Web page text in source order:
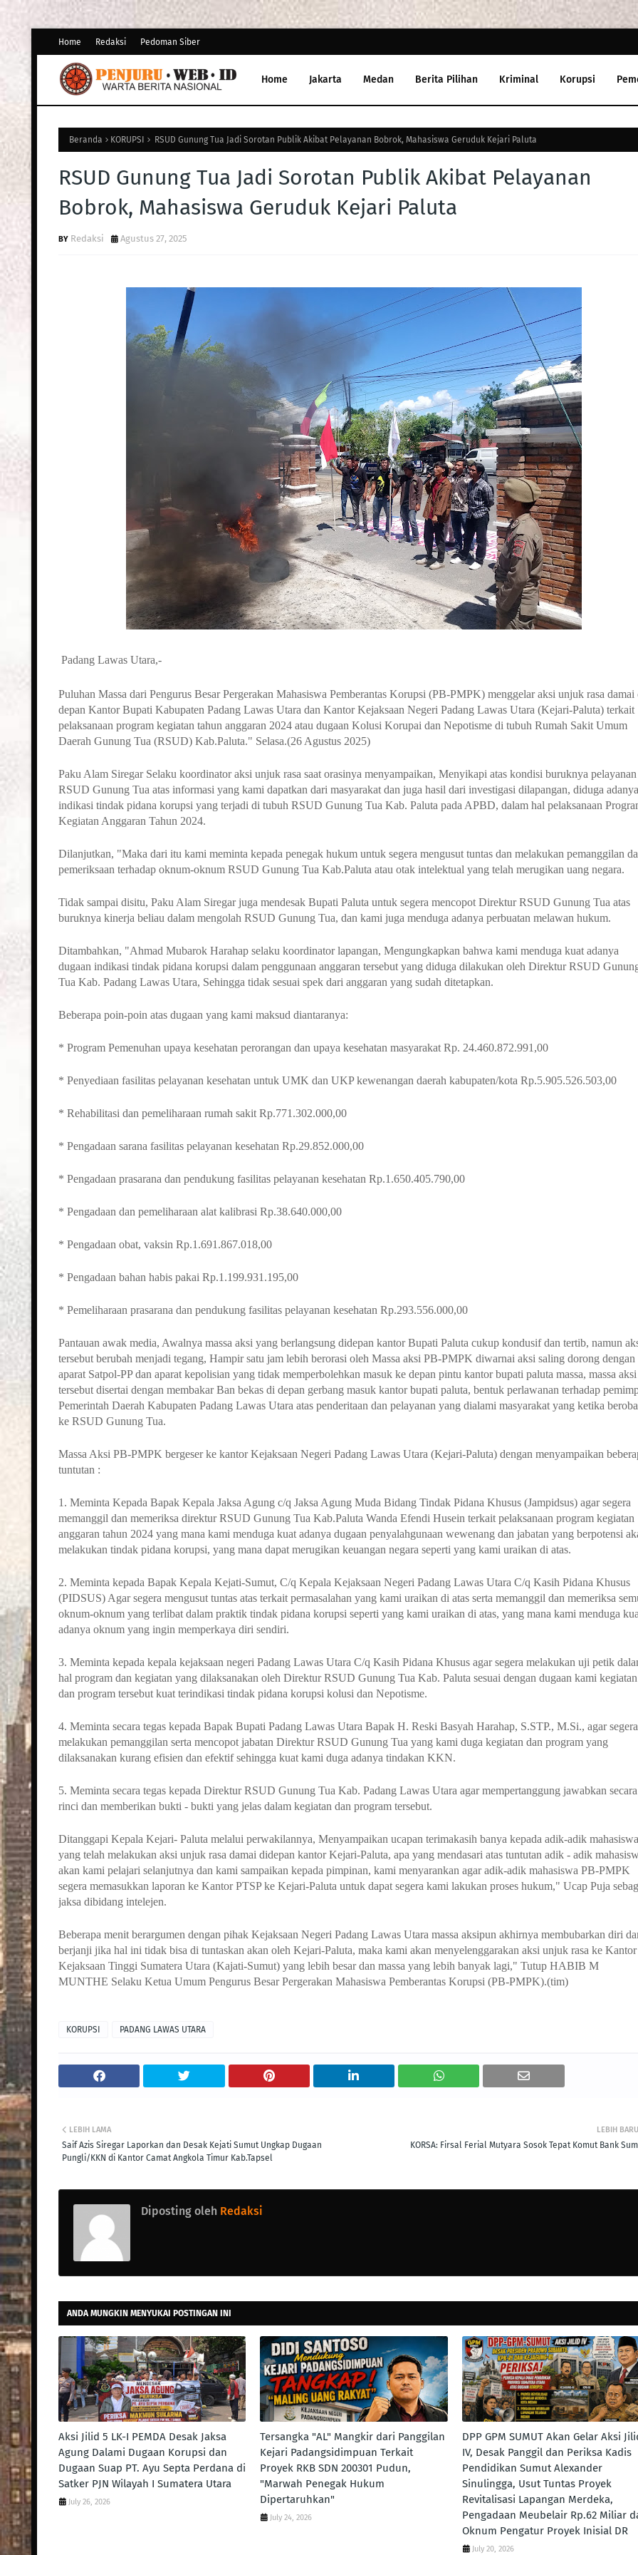
Home Redaksi Pedoman Siber
Home Jakarta Medan Berita Pilihan Kriminal Korupsi
Beranda KORUPSI RSUD Gunung Tua Jadi Sorotan Publik Akibat Pelayanan Bobrok, Mahasiswa Geruduk Kejari Paluta
RSUD Gunung Tua Jadi Sorotan Publik Akibat Pelayanan
Bobrok, Mahasiswa Geruduk Kejari Paluta
Redaksi Agustus 27, 2025
Padang Lawas Utara,-
Puluhan Massa dari Pengurus Besar Pergerakan Mahasiswa Pemberantas Korupsi (PB-PMPK) menggelar aksi unjuk rasa damai
depan Kantor Bupati Kabupaten Padang Lawas Utara dan Kantor Kejaksaan Negeri Padang Lawas Utara (Kejari-Paluta) terkait
pelaksanaan program kegiatan tahun anggaran 2024 atau dugaan Kolusi Korupai dan Nepotisme di tubuh Rumah Sakit Umum
Daerah Gunung Tua (RSUD) Kab.Paluta." Selasa.(26 Agustus 2025)
Paku Alam Siregar Selaku koordinator aksi unjuk rasa saat orasinya menyampaikan, Menyikapi atas kondisi buruknya pelayanan
RSUD Gunung Tua atas informasi yang kami dapatkan dari masyarakat dan juga hasil dari investigasi dilapangan, diduga adanya
indikasi tindak pidana korupsi yang terjadi di tubuh RSUD Gunung Tua Kab. Paluta pada APBD, dalam hal pelaksanaan
Kegiatan Anggaran Tahun 2024.
Dilanjutkan, "Maka dari itu kami meminta kepada penegak hukum untuk segera mengusut tuntas dan melakukan pemanggilan
pemeriksaan terhadap oknum-oknum RSUD Gunung Tua Kab.Paluta atau otak intelektual yang telah merugikan uang negara.
Tidak sampai disitu, Paku Alam Siregar juga mendesak Bupati Paluta untuk segera mencopot Direktur RSUD Gunung Tua atas
buruknya kinerja beliau dalam mengolah RSUD Gunung Tua, dan kami juga menduga adanya perbuatan melawan hukum.
Ditambahkan, "Ahmad Mubarok Harahap selaku koordinator lapangan, Mengungkapkan bahwa kami menduga kuat adanya
dugaan indikasi tindak pidana korupsi dalam penggunaan anggaran tersebut yang diduga dilakukan oleh Direktur RSUD
Tua Kab. Padang Lawas Utara, Sehingga tidak sesuai spek dari anggaran yang sudah ditetapkan.
Beberapa poin-poin atas dugaan yang kami maksud diantaranya:
* Program Pemenuhan upaya kesehatan perorangan dan upaya kesehatan masyarakat Rp. 24.460.872.991,00
* Penyediaan fasilitas pelayanan kesehatan untuk UMK dan UKP kewenangan daerah kabupaten/kota Rp.5.905.526.503,00
* Rehabilitasi dan pemeliharaan rumah sakit Rp.771.302.000,00
* Pengadaan sarana fasilitas pelayanan kesehatan Rp.29.852.000,00
* Pengadaan prasarana dan pendukung fasilitas pelayanan kesehatan Rp.1.650.405.790,00
* Pengadaan dan pemeliharaan alat kalibrasi Rp.38.640.000,00
* Pengadaan obat, vaksin Rp.1.691.867.018,00
* Pengadaan bahan habis pakai Rp.1.199.931.195,00
* Pemeliharaan prasarana dan pendukung fasilitas pelayanan kesehatan Rp.293.556.000,00
Pantauan awak media, Awalnya massa aksi yang berlangsung didepan kantor Bupati Paluta cukup kondusif dan tertib, namun
tersebut berubah menjadi tegang, Hampir satu jam lebih berorasi oleh Massa aksi PB-PMPK diwarnai aksi saling dorong dengan
aparat Satpol-PP dan aparat kepolisian yang tidak memperbolehkan masuk ke depan pintu kantor bupati paluta massa, massa aksi
tersebut disertai dengan membakar Ban bekas di depan gerbang masuk kantor bupati paluta, bentuk perlawanan terhadap
Pemerintah Daerah Kabupaten Padang Lawas Utara atas penderitaan dan pelayanan yang dialami masyarakat yang ketika
ke RSUD Gunung Tua.
Massa Aksi PB-PMPK bergeser ke kantor Kejaksaan Negeri Padang Lawas Utara (Kejari-Paluta) dengan menyampaikan
tuntutan :
1. Meminta Kepada Bapak Kepala Jaksa Agung c/q Jaksa Agung Muda Bidang Tindak Pidana Khusus (Jampidsus) agar segera
memanggil dan memeriksa direktur RSUD Gunung Tua Kab.Paluta Wanda Efendi Husein terkait pelaksanaan program kegiatan
anggaran tahun 2024 yang mana kami menduga kuat adanya dugaan penyalahgunaan wewenang dan jabatan yang berpotensi
melakukan tindak pidana korupsi, yang mana dapat merugikan keuangan negara seperti yang kami uraikan di atas.
2. Meminta kepada Bapak Kepala Kejati-Sumut, C/q Kepala Kejaksaan Negeri Padang Lawas Utara C/q Kasih Pidana Khusus
(PIDSUS) Agar segera mengusut tuntas atas terkait permasalahan yang kami uraikan di atas serta memanggil dan memeriksa
oknum-oknum yang terlibat dalam praktik tindak pidana korupsi seperti yang kami uraikan di atas, yang mana kami menduga
adanya oknum yang ingin memperkaya diri sendiri.
3. Meminta kepada kepala kejaksaan negeri Padang Lawas Utara C/q Kasih Pidana Khusus agar segera melakukan uji petik
hal program dan kegiatan yang dilaksanakan oleh Direktur RSUD Gunung Tua Kab. Paluta sesuai dengan dugaan kami kegiatan
dan program tersebut kuat terindikasi tindak pidana korupsi kolusi dan Nepotisme.
4. Meminta secara tegas kepada Bapak Bupati Padang Lawas Utara Bapak H. Reski Basyah Harahap, S.STP., M.Si., agar segera
melakukan pemanggilan serta mencopot jabatan Direktur RSUD Gunung Tua yang kami duga kegiatan dan program yang
dilaksanakan kurang efisien dan efektif sehingga kuat kami duga adanya tindakan KKN.
5. Meminta secara tegas kepada Direktur RSUD Gunung Tua Kab. Padang Lawas Utara agar mempertanggung jawabkan secara
rinci dan memberikan bukti - bukti yang jelas dalam kegiatan dan program tersebut.
Ditanggapi Kepala Kejari- Paluta melalui perwakilannya, Menyampaikan ucapan terimakasih banya kepada adik-adik mahasiswa
yang telah melakukan aksi unjuk rasa damai didepan kantor Kejari-Paluta, apa yang mendasari atas tuntutan adik - adik
akan kami pelajari selanjutnya dan kami sampaikan kepada pimpinan, kami menyarankan agar adik-adik mahasiswa PB-PMPK
segera memasukkan laporan ke Kantor PTSP ke Kejari-Paluta untuk dapat segera kami lakukan proses hukum," Ucap Puja
jaksa dibidang intelejen.
Beberapa menit berargumen dengan pihak Kejaksaan Negeri Padang Lawas Utara massa aksipun akhirnya membubarkan diri
berjanji jika hal ini tidak bisa di tuntaskan akan oleh Kejari-Paluta, maka kami akan menyelenggarakan aksi unjuk rasa ke Kantor
Kejaksaan Tinggi Sumatera Utara (Kajati-Sumut) yang lebih besar dan massa yang lebih banyak lagi," Tutup HABIB M
MUNTHE Selaku Ketua Umum Pengurus Besar Pergerakan Mahasiswa Pemberantas Korupsi (PB-PMPK).(tim)
KORUPSI PADANG LAWAS UTARA
LEBIH BARU
KORSA: Firsal Ferial Mutyara Sosok Tepat Komut Bank
LEBIH LAMA
Saif Azis Siregar Laporkan dan Desak Kejati Sumut Ungkap Dugaan
Pungli/KKN di Kantor Camat Angkola Timur Kab.Tapsel
Diposting oleh Redaksi
ANDA MUNGKIN MENYUKAI POSTINGAN INI
Aksi Jilid 5 LK-I PEMDA Desak Jaksa
Agung Dalami Dugaan Korupsi dan
Dugaan Suap PT. Ayu Septa Perdana di
Satker PJN Wilayah I Sumatera Utara
July 26, 2026
Tersangka "AL" Mangkir dari Panggilan
Kejari Padangsidimpuan Terkait
Proyek RKB SDN 200301 Pudun,
"Marwah Penegak Hukum
Dipertaruhkan"
July 24, 2026
DPP GPM SUMUT Akan Gelar Aksi
IV, Desak Panggil dan Periksa Kadis
Pendidikan Sumut Alexander
Sinulingga, Usut Tuntas Proyek
Revitalisasi Lapangan Merdeka,
Pengadaan Meubelair Rp.62 Miliar
Oknum Pengatur Proyek Inisial DR
July 20, 2026